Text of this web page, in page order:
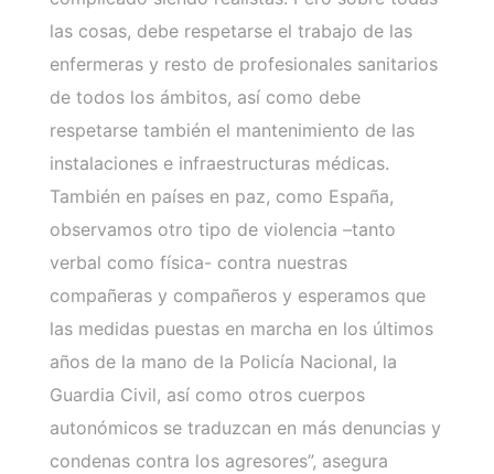
las cosas, debe respetarse el trabajo de las
enfermeras y resto de profesionales sanitarios
de todos los ámbitos, así como debe
respetarse también el mantenimiento de las
instalaciones e infraestructuras médicas.
También en países en paz, como España,
observamos otro tipo de violencia –tanto
verbal como física- contra nuestras
compañeras y compañeros y esperamos que
las medidas puestas en marcha en los últimos
años de la mano de la Policía Nacional, la
Guardia Civil, así como otros cuerpos
autonómicos se traduzcan en más denuncias y
condenas contra los agresores”, asegura